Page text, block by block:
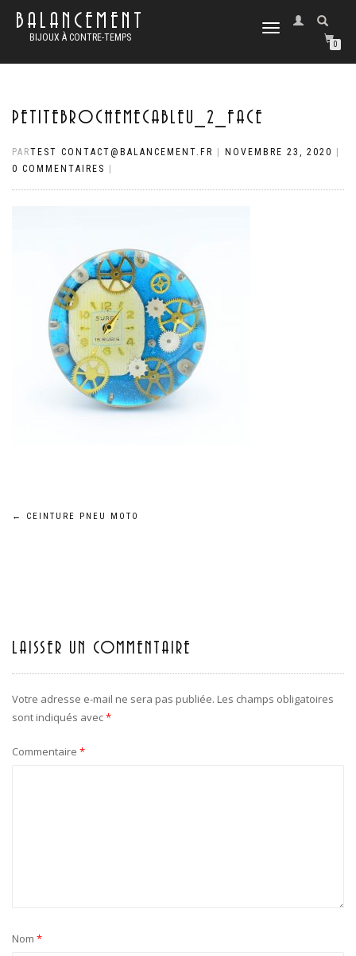
BALANCEMENT
BIJOUX À CONTRE-TEMPS
DÉPLIER
0
PETITEBROCHEMECABLEU_2_FACE
PARTEST CONTACT@BALANCEMENT.FR NOVEMBRE 23, 2020
0 COMMENTAIRES
Navigation
← CEINTURE PNEU MOTO
LAISSER UN COMMENTAIRE
Votre adresse e-mail ne sera pas publiée. Les champs obligatoires
sont indiqués avec*
Commentaire *
Nom *